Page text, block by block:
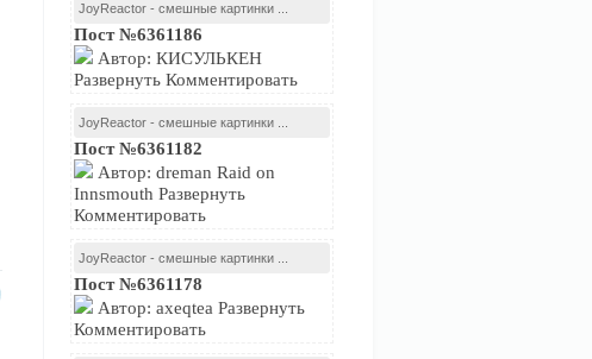
JoyReactor - смешные картинки ...
Пост №6361186
Автор: КИСУЛЬКЕН
Развернуть Комментировать
JoyReactor - смешные картинки ...
Пост №6361182
Автор: dreman Raid on
Innsmouth Развернуть
Комментировать
JoyReactor - смешные картинки ...
Пост №6361178
Автор: axeqtea Развернуть
Комментировать